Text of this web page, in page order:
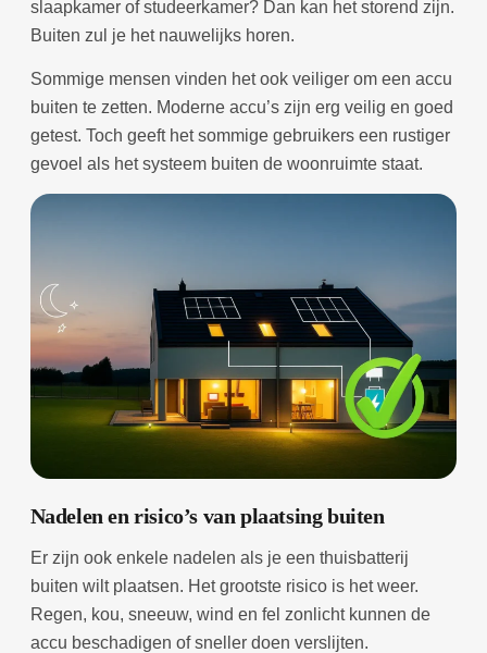
slaapkamer of studeerkamer? Dan kan het storend zijn.
Buiten zul je het nauwelijks horen.
Sommige mensen vinden het ook veiliger om een accu
buiten te zetten. Moderne accu’s zijn erg veilig en goed
getest. Toch geeft het sommige gebruikers een rustiger
gevoel als het systeem buiten de woonruimte staat.
Nadelen en risico’s van plaatsing buiten
Er zijn ook enkele nadelen als je een thuisbatterij
buiten wilt plaatsen. Het grootste risico is het weer.
Regen, kou, sneeuw, wind en fel zonlicht kunnen de
accu beschadigen of sneller doen verslijten.